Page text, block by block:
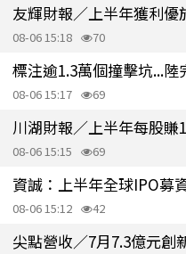
友輝財報／上半年獲利優
08-06 15:18 70
標注逾1.3萬個撞擊坑...
08-06 15:17 69
川湖財報／上半年每股賺
08-06 15:15 69
資誠：上半年全球IPO
08-06 15:12 42
尖點營收／7月7.3億元創